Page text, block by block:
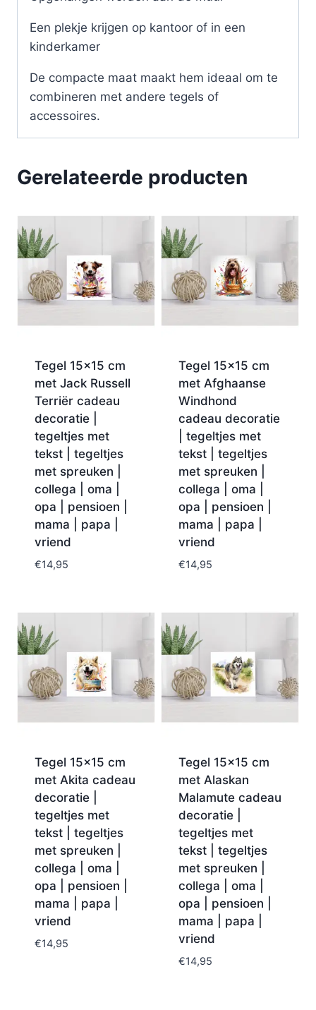
Een plekje krijgen op kantoor of in een
kinderkamer
De compacte maat maakt hem ideaal om te
combineren met andere tegels of
accessoires.
Gerelateerde producten
Tegel 15×15 cm
met Jack Russell
Terriër cadeau
decoratie |
tegeltjes met
tekst | tegeltjes
met spreuken |
collega | oma |
opa | pensioen |
mama | papa |
vriend
€14,95
Tegel 15×15 cm
met Afghaanse
Windhond
cadeau decoratie
| tegeltjes met
tekst | tegeltjes
met spreuken |
collega | oma |
opa | pensioen |
mama | papa |
vriend
€14,95
Tegel 15×15 cm
met Akita cadeau
decoratie |
tegeltjes met
tekst | tegeltjes
met spreuken |
collega | oma |
opa | pensioen |
mama | papa |
vriend
€14,95
Tegel 15×15 cm
met Alaskan
Malamute cadeau
decoratie |
tegeltjes met
tekst | tegeltjes
met spreuken |
collega | oma |
opa | pensioen |
mama | papa |
vriend
€14,95